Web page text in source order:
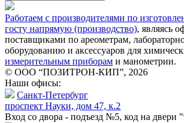
Работаем с производителями по
госту напрямую (производство), являясь
поставщиками по ареометрам,
оборудованию и аксессуаров для
измерительным приборам и манометрии.
© ООО “ПОЗИТРОН-КИП”, 2026
Наши офисы:
Санкт-Петербург
проспект Науки, дом 47, к.2
Вход со двора - подъезд №5, код на двери